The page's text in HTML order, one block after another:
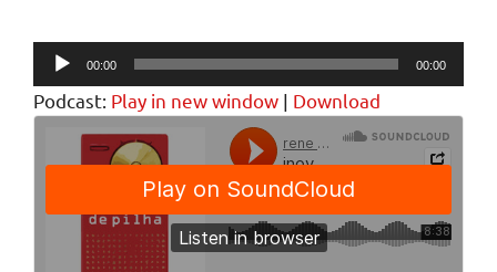
Audio
Player
00:00 00:00
Podcast: Play in new window | Download